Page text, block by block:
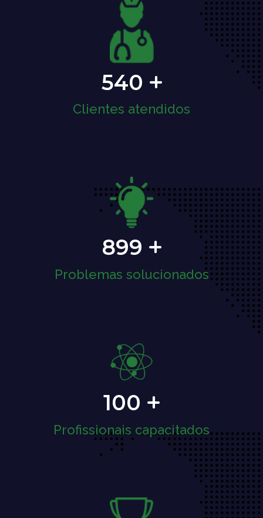
540
Clientes atendidos
899
Problemas solucionados
100
Profissionais capacitados